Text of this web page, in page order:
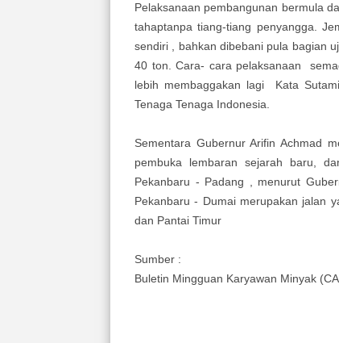
Pelaksanaan pembangunan bermula
tahaptanpa tiang-tiang penyangga.
sendiri , bahkan dibebani pula bagian
40 ton. Cara- cara pelaksanaan
lebih membaggakan lagi Kata
Tenaga Tenaga Indonesia.
Sementara Gubernur Arifin Achmad
pembuka lembaran sejarah baru,
Pekanbaru - Padang , menurut
Pekanbaru - Dumai merupakan jalan
dan Pantai Timur
Sumber :
Buletin Mingguan Karyawan Minyak